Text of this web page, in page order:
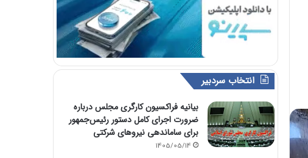
انتخاب سردبیر
بیانیه فراکسیون کارگری مجلس درباره
ضرورت اجرای کامل دستور رئیس‌جمهور
برای ساماندهی نیروهای شرکتی
1405/05/14